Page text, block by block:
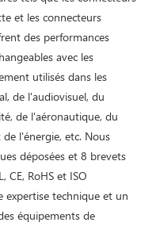
et les connecteurs
des performances
avec les
utilisés dans les
de l'audiovisuel, du
de l'aéronautique, du
l'énergie, etc. Nous
déposées et 8 brevets
CE, RoHS et ISO
technique et un
équipements de